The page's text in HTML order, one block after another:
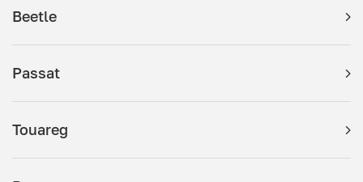
Beetle
Passat
Touareg